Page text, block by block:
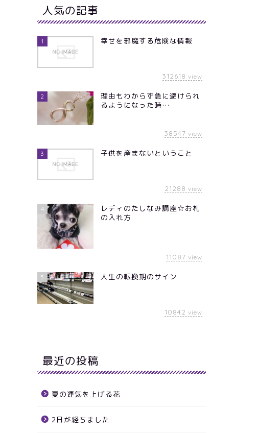
人気の記事
1 幸せを邪魔する危険な情報
312618 view
2
理由もわからず急に避けられ
るようになった時…
38547 view
3 子供を産まないということ
21288 view
4
レディのたしなみ講座☆お札
の入れ方
11087 view
5 人生の転換期のサイン
10842 view
最近の投稿
夏の運気を上げる花
2日が経ちました